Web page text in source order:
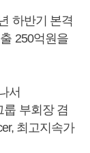
하반기 본격
250억원을
서
룹 부회장 겸
최고지속가